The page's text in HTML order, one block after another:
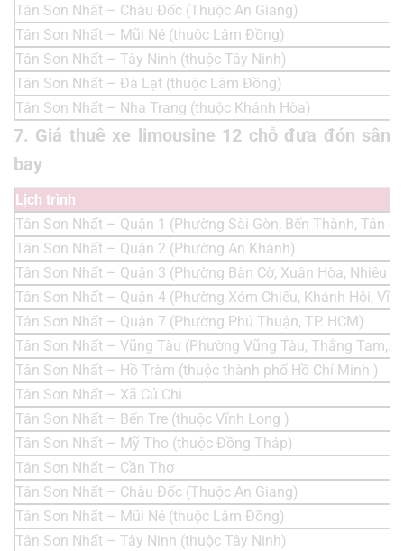
Tân Sơn Nhất – Châu Đốc (Thuộc An Giang)
Tân Sơn Nhất – Mũi Né (thuộc Lâm Đồng)
Tân Sơn Nhất – Tây Ninh (thuộc Tây Ninh)
Tân Sơn Nhất – Đà Lạt (thuộc Lâm Đồng)
Tân Sơn Nhất – Nha Trang (thuộc Khánh Hòa)
7. Giá thuê xe limousine 12 chỗ đưa đón sân
bay
Lịch trình
Tân Sơn Nhất – Quận 1 (Phường Sài Gòn, Bến Thành, Tân
Tân Sơn Nhất – Quận 2 (Phường An Khánh)
Tân Sơn Nhất – Quận 3 (Phường Bàn Cờ, Xuân Hòa, Nhiêu
Tân Sơn Nhất – Quận 4 (Phường Xóm Chiếu, Khánh Hội,
Tân Sơn Nhất – Quận 7 (Phường Phú Thuận, TP. HCM)
Tân Sơn Nhất – Vũng Tàu (Phường Vũng Tàu, Thắng Tam,..)
Tân Sơn Nhất – Hồ Tràm (thuộc thành phố Hồ Chí Minh )
Tân Sơn Nhất – Xã Củ Chi
Tân Sơn Nhất – Bến Tre (thuộc Vĩnh Long )
Tân Sơn Nhất – Mỹ Tho (thuộc Đồng Tháp)
Tân Sơn Nhất – Cần Thơ
Tân Sơn Nhất – Châu Đốc (Thuộc An Giang)
Tân Sơn Nhất – Mũi Né (thuộc Lâm Đồng)
Tân Sơn Nhất – Tây Ninh (thuộc Tây Ninh)